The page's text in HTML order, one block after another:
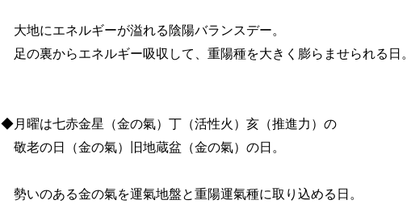
大地にエネルギーが溢れる陰陽バランスデー。
足の裏からエネルギー吸収して、重陽種を大きく膨らませられる日。
◆月曜は七赤金星（金の氣）丁（活性火）亥（推進力）の
敬老の日（金の氣）旧地蔵盆（金の氣）の日。
勢いのある金の氣を運氣地盤と重陽運氣種に取り込める日。